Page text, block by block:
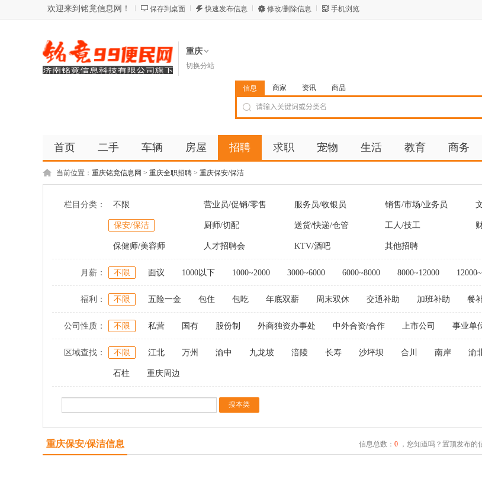
欢迎来到铭竟信息网！ 保存到桌面 快速发布信息 修改/删除信息 手机浏览
重庆
切换分站
信息 商家 资讯 商品
首页 二手 车辆 房屋 招聘 求职 宠物 生活 教育 商务
当前位置： 重庆铭竟信息网 > 重庆全职招聘 > 重庆保安/保洁
栏目分类： 不限 营业员/促销/零售 服务员/收银员 销售/市场/业务员
保安/保洁 厨师/切配 送货/快递/仓管 工人/技工
保健师/美容师 人才招聘会 KTV/酒吧 其他招聘
月薪： 不限 面议 1000以下 1000~2000 3000~6000 6000~8000 8000~12000
福利： 不限 五险一金 包住 包吃 年底双薪 周末双休 交通补助 加班补助 餐
公司性质： 不限 私营 国有 股份制 外商独资办事处 中外合资/合作 上市公司 事业单
区域查找： 不限 江北 万州 渝中 九龙坡 涪陵 长寿 沙坪坝 合川 南岸 渝
石柱 重庆周边
重庆保安/保洁信息 信息总数： 0，您知道吗？置顶发布的